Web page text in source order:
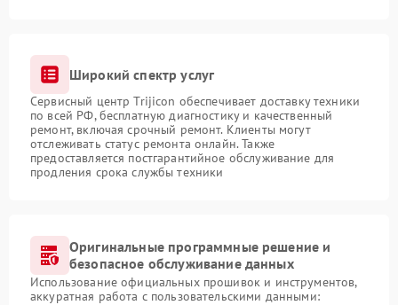
Широкий спектр услуг
Сервисный центр Trijicon обеспечивает доставку техники
по всей РФ, бесплатную диагностику и качественный
ремонт, включая срочный ремонт. Клиенты могут
отслеживать статус ремонта онлайн. Также
предоставляется постгарантийное обслуживание для
продления срока службы техники
Оригинальные программные решение и
безопасное обслуживание данных
Использование официальных прошивок и инструментов,
аккуратная работа с пользовательскими данными: